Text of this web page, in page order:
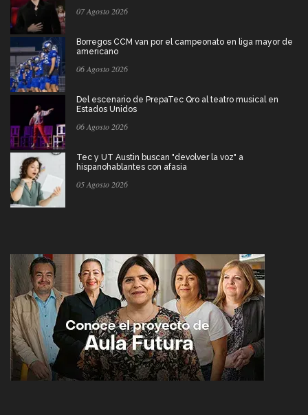
07 Agosto 2026
Borregos CCM van por el campeonato en liga mayor de
americano
06 Agosto 2026
Del escenario de PrepaTec Qro al teatro musical en
Estados Unidos
06 Agosto 2026
Tec y UT Austin buscan "devolver la voz" a
hispanohablantes con afasia
05 Agosto 2026